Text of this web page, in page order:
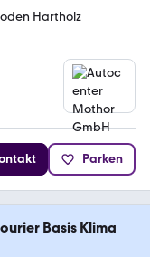
Hartholz
Parken
Basis Klima